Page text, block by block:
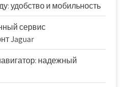
удобство и мобильность
сервис
Jaguar
надежный